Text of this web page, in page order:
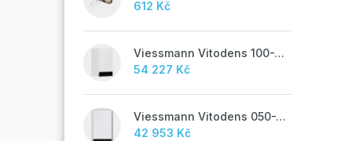
612 Kč
Viessmann Vitodens 100-W, 19 kW
54 227 Kč
Viessmann Vitodens 050-W, 19 kW, TUV
42 953 Kč